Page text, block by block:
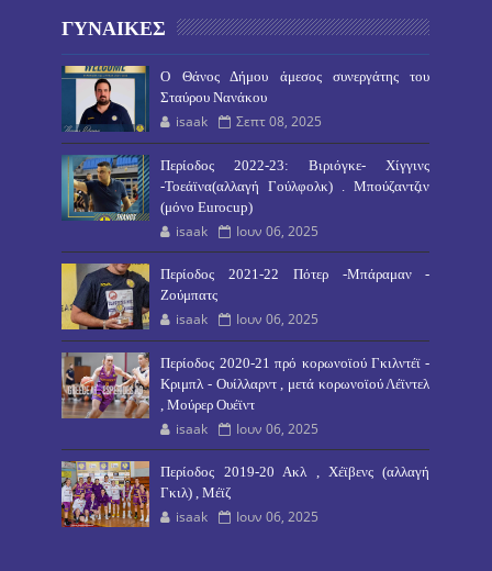
ΓΥΝΑΙΚΕΣ
O Θάνος Δήμου άμεσος συνεργάτης του
Σταύρου Νανάκου
isaak Σεπτ 08, 2025
Περίοδος 2022-23: Βιριόγκε- Χίγγινς
-Τοεάϊνα(αλλαγή Γούλφολκ) . Μπούζαντζιν
(μόνο Eurocup)
isaak Ιουν 06, 2025
Περίοδος 2021-22 Πότερ -Μπάραμαν -
Ζούμπατς
isaak Ιουν 06, 2025
Περίοδος 2020-21 πρό κορωνοϊού Γκιλντέϊ -
Κριμπλ - Ουίλλαρντ , μετά κορωνοϊού Λέϊντελ
, Μούρερ Ουέϊντ
isaak Ιουν 06, 2025
Περίοδος 2019-20 Ακλ , Χέϊβενς (αλλαγή
Γκιλ) , Μέϊζ
isaak Ιουν 06, 2025